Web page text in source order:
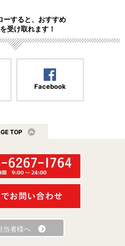
ーすると、おすすめ
受け取れます！
Facebook
TOP
当者様へ